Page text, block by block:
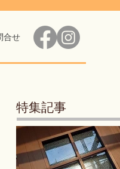
合せ
特集記事